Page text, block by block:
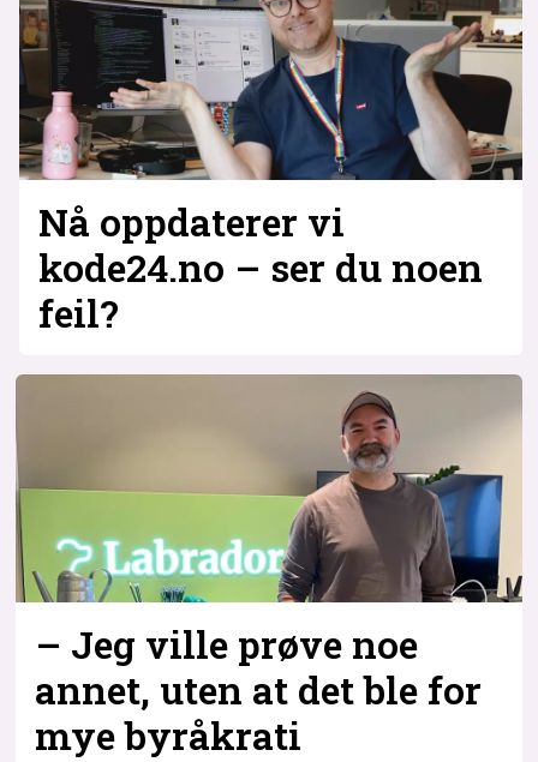
Nå oppdaterer vi
kode24.no – ser du noen
feil?
– Jeg ville prøve noe
annet, uten at det ble for
mye byråkrati